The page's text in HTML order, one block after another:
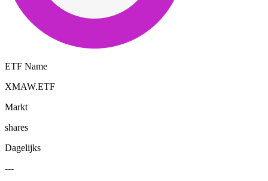
ETF Name
XMAW.ETF
Markt
shares
Dagelijks
---